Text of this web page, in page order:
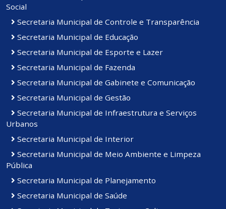
Social
Secretaria Municipal de Controle e Transparência
Secretaria Municipal de Educação
Secretaria Municipal de Esporte e Lazer
Secretaria Municipal de Fazenda
Secretaria Municipal de Gabinete e Comunicação
Secretaria Municipal de Gestão
Secretaria Municipal de Infraestrutura e Serviços
Urbanos
Secretaria Municipal de Interior
Secretaria Municipal de Meio Ambiente e Limpeza
Pública
Secretaria Municipal de Planejamento
Secretaria Municipal de Saúde